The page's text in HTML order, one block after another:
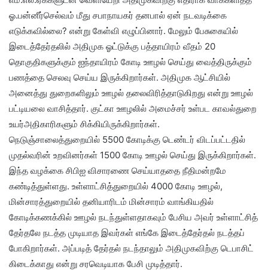
ஓ.பன்னீர்செல்வம் மீது சபாநாயகர் தனபால் ஏன் நடவடிக்கை
எடுக்கவில்லை? என்று கேள்வி எழுப்பினார். மேலும் பேசுகையில்
இடைத்தேர்தலில் அதிமுக ஓட்டுக்கு பத்தாயிரம் வீதம் 20
தொகுதிகளுக்கும் ஐந்தாயிரம் கோடி ஊழல் செய்து வைத்திருக்கும்
பணத்தை செலவு செய்ய இருக்கிறார்கள். அதிமுக ஆட்சியில்
அனைத்து துறைகளிலும் ஊழல் தலைவிரித்தாடுகிறது என்று ஊழல்
பட்டியலை வாசித்தார். குட்கா ஊழலில் அமைச்சர் உள்பட காவல்துறை
உயர்அதிகாரிகளும் சிக்கியிருக்கிறார்கள்.
நெடுஞ்சாலைத்துறையில் 5500 கோடிக்கு டெண்டர் விடப்பட்டதில்
முதல்வரின் உறவினர்கள் 1500 கோடி ஊழல் செய்து இருக்கிறார்கள்.
இந்த வழக்கை சிபிஐ விசாரணை செய்யாததை நீதிமன்றமே
கண்டித்துள்ளது. உள்ளாட்சித்துறையில் 4000 கோடி ஊழல்,
மின்சாரத்துறையில் தனியாரிடம் மின்சாரம் வாங்கியதில்
கோடிக்கணக்கில் ஊழல் நடந்துள்ளதாகவும் பேசிய அவர் உள்ளாட்சித்
தேர்தலே நடத்த முடியாத இவர்கள் எங்கே இடைத்தேர்தல் நடத்தப்
போகிறார்கள். அப்படித் தேர்தல் நடந்தாலும் அதிமுகவிற்கு டெபாசிட்
கிடைக்காது என்று சரவெடியாக பேசி முடித்தார்.